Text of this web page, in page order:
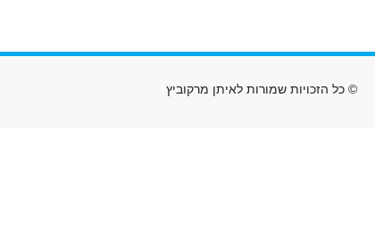
© כל הזכויות שמורות לאיתן מרקוביץ